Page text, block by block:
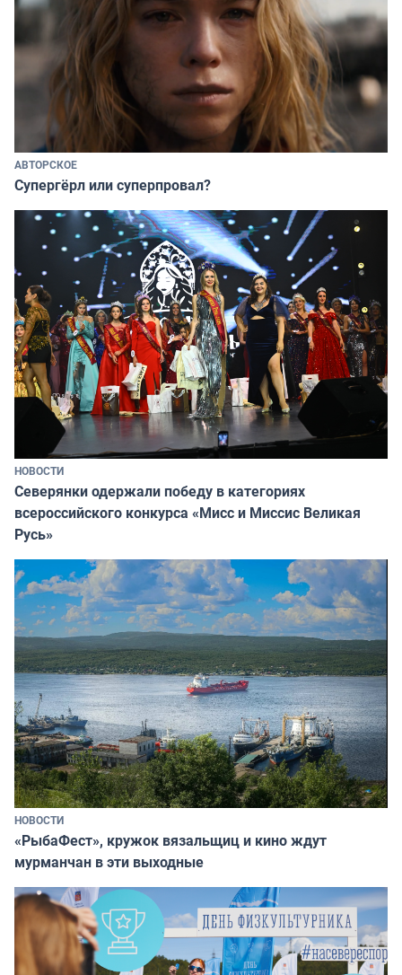
АВТОРСКОЕ
Супергёрл или суперпровал?
НОВОСТИ
Северянки одержали победу в категориях
всероссийского конкурса «Мисс и Миссис Великая
Русь»
НОВОСТИ
«РыбаФест», кружок вязальщиц и кино ждут
мурманчан в эти выходные